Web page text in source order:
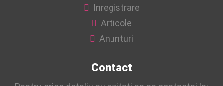
Spalat si dezinfectat zona ghenelor Scos pubele Adunat
[…]
Inregistrare
Articole
Anunturi
Contact